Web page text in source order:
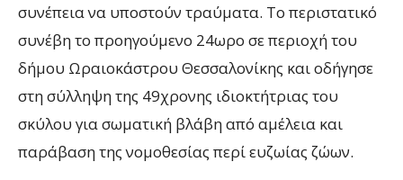
συνέπεια να υποστούν τραύματα. Το περιστατικό
συνέβη το προηγούμενο 24ωρο σε περιοχή του
δήμου Ωραιοκάστρου Θεσσαλονίκης και οδήγησε
στη σύλληψη της 49χρονης ιδιοκτήτριας του
σκύλου για σωματική βλάβη από αμέλεια και
παράβαση της νομοθεσίας περί ευζωίας ζώων.